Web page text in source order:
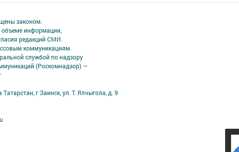
законом.
объеме информации,
редакций СМИ.
коммуникациям.
службой по надзору
(Роскомнадзор) —
г Заинск, ул. Т. Ялчыгола, д. 9